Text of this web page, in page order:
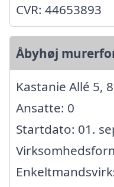
CVR: 44653893
Åbyhøj
Kastanie Allé 5,
Ansatte: 0
Startdato: 01.